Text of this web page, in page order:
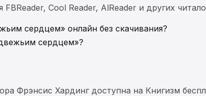
Cool Reader, AlReader и других
сердцем» онлайн без скачивания?
сердцем»?
Фрэнсис Хардинг доступна на Книгизм